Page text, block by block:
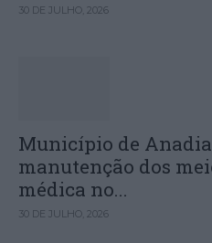
30 DE JULHO, 2026
Município de
manutenção dos
médica no...
30 DE JULHO, 2026